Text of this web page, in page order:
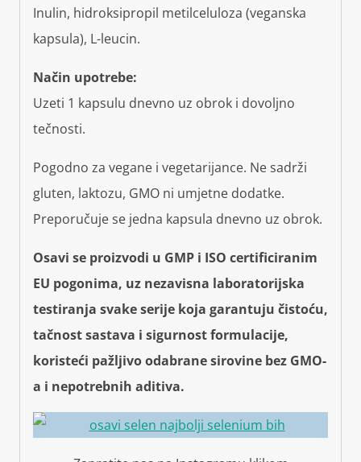
Inulin, hidroksipropil metilceluloza (veganska
kapsula), L-leucin.
Način upotrebe:
Uzeti 1 kapsulu dnevno uz obrok i dovoljno
tečnosti.
Pogodno za vegane i vegetarijance. Ne sadrži
gluten, laktozu, GMO ni umjetne dodatke.
Preporučuje se jedna kapsula dnevno uz obrok.
Osavi se proizvodi u GMP i ISO certificiranim
EU pogonima, uz nezavisna laboratorijska
testiranja svake serije koja garantuju čistoću,
tačnost sastava i sigurnost formulacije,
koristeći pažljivo odabrane sirovine bez GMO-
a i nepotrebnih aditiva.